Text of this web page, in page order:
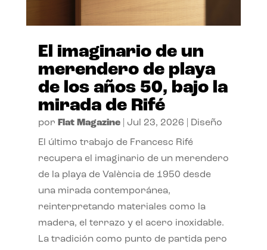
El imaginario de un
merendero de playa
de los años 50, bajo la
mirada de Rifé
por Flat Magazine| Jul 23, 2026 Diseño
El último trabajo de Francesc Rifé
recupera el imaginario de un merendero
de la playa de València de 1950 desde
una mirada contemporánea,
reinterpretando materiales como la
madera, el terrazo y el acero inoxidable.
La tradición como punto de partida pero